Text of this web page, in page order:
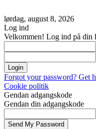
lørdag, august 8, 2026
Log ind
Velkommen! Log ind på din
Forgot your password? Get
Cookie politik
Gendan adgangskode
Gendan din adgangskode